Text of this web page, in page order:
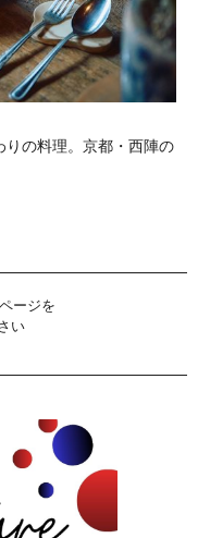
りの料理。京都・西陣の
ージを
い